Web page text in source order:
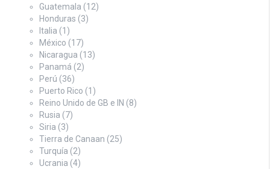
Guatemala (12)
Honduras (3)
Italia (1)
México (17)
Nicaragua (13)
Panamá (2)
Perú (36)
Puerto Rico (1)
Reino Unido de GB e IN (8)
Rusia (7)
Siria (3)
Tierra de Canaan (25)
Turquía (2)
Ucrania (4)